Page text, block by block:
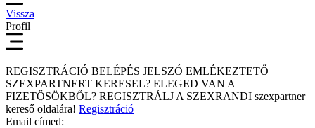
Vissza
Profil
REGISZTRÁCIÓ BELÉPÉS JELSZÓ EMLÉKEZTETŐ
SZEXPARTNERT KERESEL? ELEGED VAN A
FIZETŐSÖKBŐL? REGISZTRÁLJ A SZEXRANDI szexpartner
kereső oldalára! Regisztráció
Email címed: